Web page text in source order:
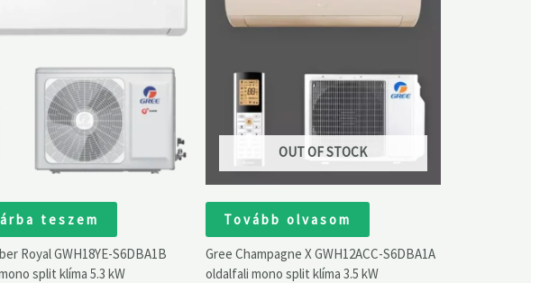
teszem
Royal GWH18YE-S6DBA1B
split klíma 5.3 kW
OUT OF STOCK
Tovább olvasom
Gree Champagne X GWH12ACC-S6DBA1A
oldalfali mono split klíma 3.5 kW